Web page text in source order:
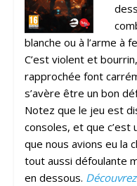
blanche ou à l’arme à
C’est violent et
rapprochée font
s’avère être un bon
Notez que le jeu est
consoles, et que c’est
que nous avions eu la
tout aussi défoulante
en dessous.